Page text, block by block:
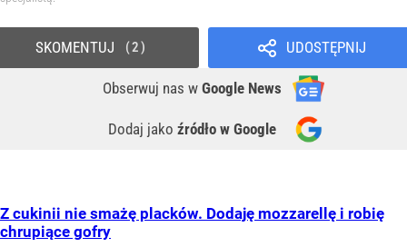
UDOSTĘPNIJ
Obserwuj nas w Google News
Dodaj jako źródło w Google
SKOMENTUJ 2
Z cukinii nie smażę placków. Dodaję mozzarellę i robię
chrupiące gofry